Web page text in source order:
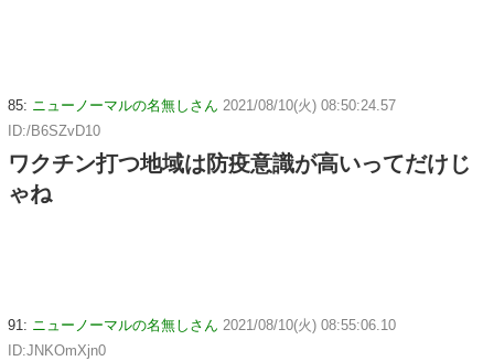
85: ニューノーマルの名無しさん 2021/08/10(火) 08:50:24.57
ID:/B6SZvD10
ワクチン打つ地域は防疫意識が高いってだけじ
ゃね
91: ニューノーマルの名無しさん 2021/08/10(火) 08:55:06.10
ID:JNKOmXjn0